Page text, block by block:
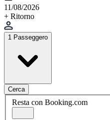
11/08/2026
+ Ritorno
1 Passeggero
Cerca
Resta con Booking.com